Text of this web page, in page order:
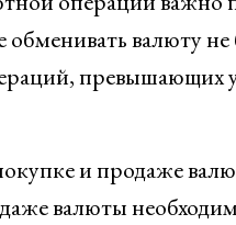
валюту
превышающих
и продаже
валюты